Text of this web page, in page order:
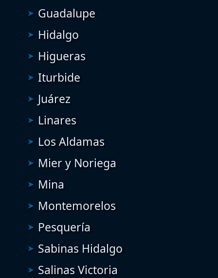
Guadalupe
Hidalgo
Higueras
Iturbide
Juárez
Linares
Los Aldamas
Mier y Noriega
Mina
Montemorelos
Pesquería
Sabinas Hidalgo
Salinas Victoria